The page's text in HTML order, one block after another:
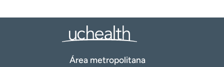
Área metropolitana